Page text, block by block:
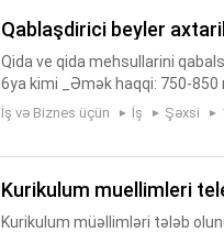
qablaşdirici beyler
Qida ve qida mehsullarini
6ya kimi _Əmək haqqi: 750-
Maaşı gündəlikfə ala bilərsiniz
İş və Biznes üçün İş Şəxsi
kurikulum muellimleri
Kurikulum müəllimləri tələb